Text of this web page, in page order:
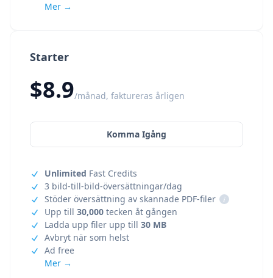
Starter
$8.9/månad, faktureras årligen
Komma Igång
Unlimited Fast Credits
3 bild-till-bild-översättningar/dag
Stöder översättning av skannade PDF-filer
i
Upp till 30,000 tecken åt gången
Ladda upp filer upp till 30 MB
Avbryt när som helst
Ad free
Mer →
Mer →